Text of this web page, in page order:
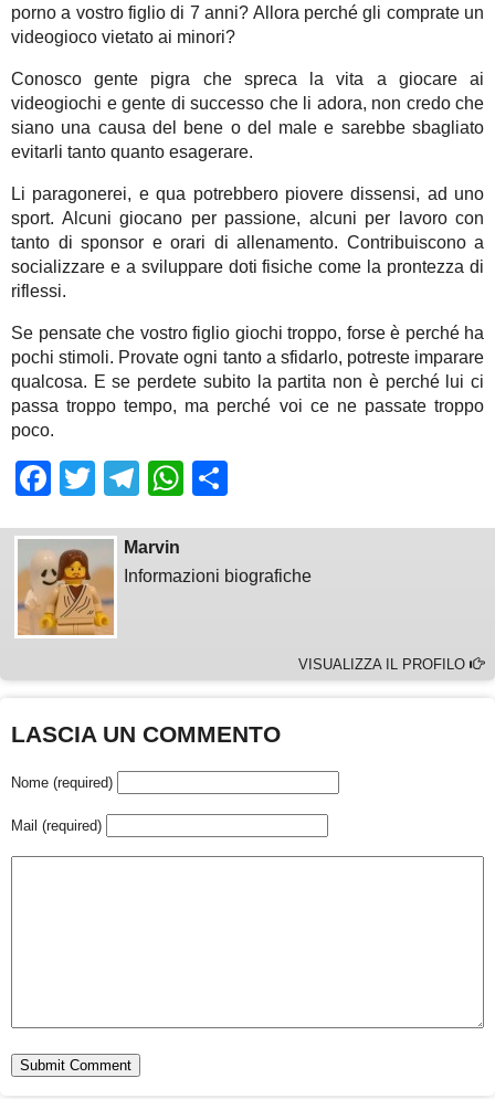
porno a vostro figlio di 7 anni? Allora perché gli comprate un
videogioco vietato ai minori?
Conosco gente pigra che spreca la vita a giocare ai
videogiochi e gente di successo che li adora, non credo che
siano una causa del bene o del male e sarebbe sbagliato
evitarli tanto quanto esagerare.
Li paragonerei, e qua potrebbero piovere dissensi, ad uno
sport. Alcuni giocano per passione, alcuni per lavoro con
tanto di sponsor e orari di allenamento. Contribuiscono a
socializzare e a sviluppare doti fisiche come la prontezza di
riflessi.
Se pensate che vostro figlio giochi troppo, forse è perché ha
pochi stimoli. Provate ogni tanto a sfidarlo, potreste imparare
qualcosa. E se perdete subito la partita non è perché lui ci
passa troppo tempo, ma perché voi ce ne passate troppo
poco.
Facebook
TwitterTelegram
WhatsApp
Marvin
Informazioni biografiche
VISUALIZZA IL PROFILO
LASCIA UN COMMENTO
Nome (required)
Mail (required)